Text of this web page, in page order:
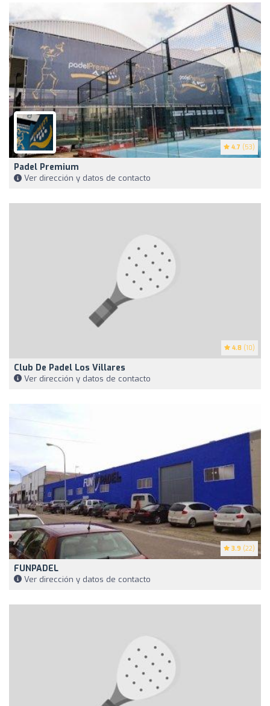
4.7 (53)
Padel Premium
Ver dirección y datos de contacto
4.8 (10)
Club De Padel Los Villares
Ver dirección y datos de contacto
3.9 (22)
FUNPADEL
Ver dirección y datos de contacto